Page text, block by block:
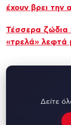
έχουν βρει την
Τέσσερα ζώδια
«τρελά» λεφτά
Δείτε